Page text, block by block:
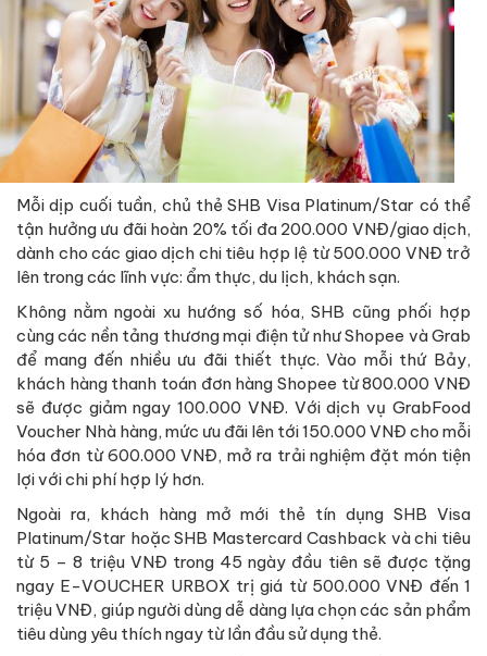
Mỗi dịp cuối tuần, chủ thẻ SHB Visa Platinum/Star có thể
tận hưởng ưu đãi hoàn 20% tối đa 200.000 VNĐ/giao dịch,
dành cho các giao dịch chi tiêu hợp lệ từ 500.000 VNĐ trở
lên trong các lĩnh vực: ẩm thực, du lịch, khách sạn.
Không nằm ngoài xu hướng số hóa, SHB cũng phối hợp
cùng các nền tảng thương mại điện tử như Shopee và Grab
để mang đến nhiều ưu đãi thiết thực. Vào mỗi thứ Bảy,
khách hàng thanh toán đơn hàng Shopee từ 800.000 VNĐ
sẽ được giảm ngay 100.000 VNĐ. Với dịch vụ GrabFood
Voucher Nhà hàng, mức ưu đãi lên tới 150.000 VNĐ cho mỗi
hóa đơn từ 600.000 VNĐ, mở ra trải nghiệm đặt món tiện
lợi với chi phí hợp lý hơn.
Ngoài ra, khách hàng mở mới thẻ tín dụng SHB Visa
Platinum/Star hoặc SHB Mastercard Cashback và chi tiêu
từ 5 – 8 triệu VNĐ trong 45 ngày đầu tiên sẽ được tặng
ngay E-VOUCHER URBOX trị giá từ 500.000 VNĐ đến 1
triệu VNĐ, giúp người dùng dễ dàng lựa chọn các sản phẩm
tiêu dùng yêu thích ngay từ lần đầu sử dụng thẻ.